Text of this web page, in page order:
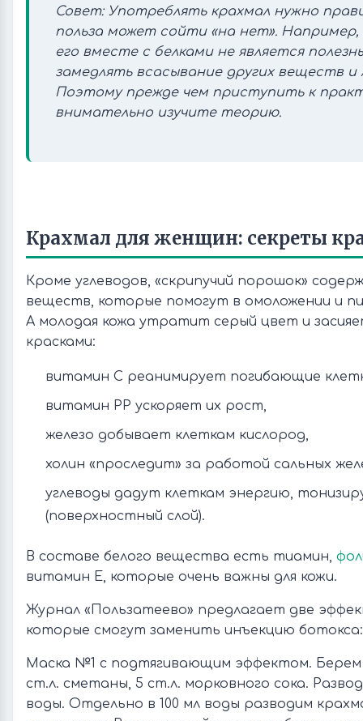
Совет: Употреблять крахмал нужно
польза может сойти «на нет». Например,
его вместе с белками не является
замедлять всасывание других веществ и
Поэтому прежде чем приступить к
внимательно изучите теорию.
Крахмал для женщин: секреты
Кроме углеводов, «скрипучий порошок»
веществ, которые помогут в омоложении и
А молодая кожа утратит серый цвет и
красками:
витамин С реанимирует погибающие
витамин РР ускоряет их рост,
железо добывает клеткам кислород,
холин «проследит» за работой сальных
углеводы дадут клеткам энергию,
(поверхностный слой).
В составе белого вещества есть тиамин,
витамин Е, которые очень важны для кожи.
Журнал «Пользатеево» предлагает две
которые смогут заменить инъекцию ботокса:
Маска №1 с подтягивающим эффектом. Берем
ст.л. сметаны, 5 ст.л. морковного сока.
воды. Отдельно в 100 мл воды разводим